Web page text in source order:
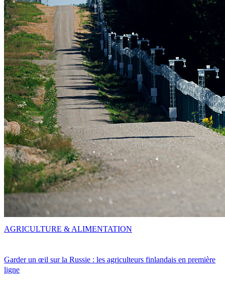
Garder un œil sur la Russie : les agriculteurs finlandais en première
ligne
AGRICULTURE & ALIMENTATION